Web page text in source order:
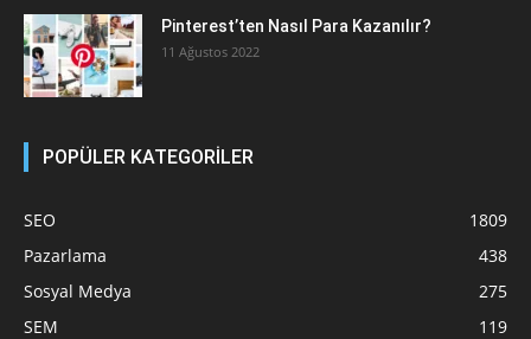
Pinterest’ten Nasıl Para Kazanılır?
11 Ağustos 2022
POPÜLER KATEGORİLER
SEO
1809
Pazarlama
438
Sosyal Medya
275
SEM
119